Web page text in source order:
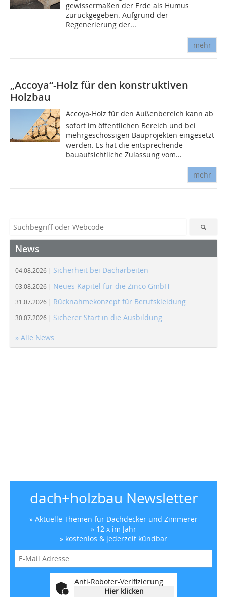
gewissermaßen der Erde als Humus
zurückgegeben. Aufgrund der
Regenerierung der...
mehr
„Accoya“-Holz für den konstruktiven
Holzbau
Accoya-Holz für den Außenbereich kann ab
sofort im öffentlichen Bereich und bei
mehrgeschossigen Bauprojekten eingesetzt
werden. Es hat die entsprechende
bauaufsichtliche Zulassung vom...
mehr
News
04.08.2026 | Sicherheit bei Dacharbeiten
03.08.2026 | Neues Kapitel für die Zinco GmbH
31.07.2026 | Rücknahmekonzept für Berufskleidung
30.07.2026 | Sicherer Start in die Ausbildung
» Alle News
dach+holzbau Newsletter
» Aktuelle Themen für Dachdecker und Zimmerer
» 12 x im Jahr
» kostenlos & jederzeit kündbar
Anti-Roboter-Verifizierung
Hier klicken